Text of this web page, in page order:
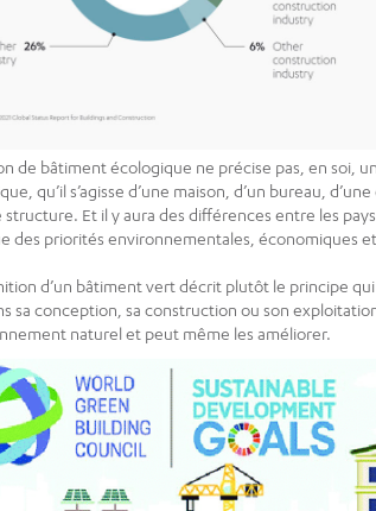
de bâtiment écologique ne précise pas, en soi,
qu’il s’agisse d’une maison, d’un bureau,
structure. Et il y aura des différences entre les
des priorités environnementales, économiques
d’un bâtiment vert décrit plutôt le principe
sa conception, sa construction ou son
naturel et peut même les améliorer.